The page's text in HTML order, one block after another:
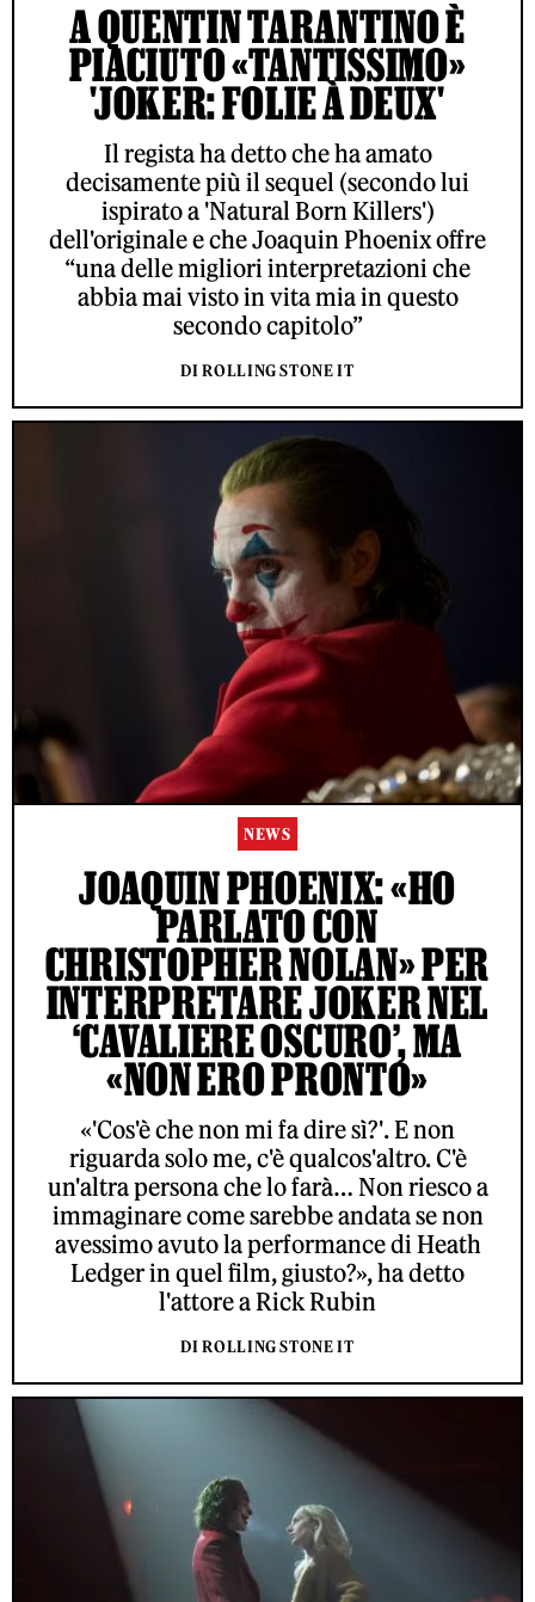
A QUENTIN TARANTINO È
PIACIUTO «TANTISSIMO»
'JOKER: FOLIE À DEUX'
Il regista ha detto che ha amato
decisamente più il sequel (secondo lui
ispirato a 'Natural Born Killers')
dell'originale e che Joaquin Phoenix offre
“una delle migliori interpretazioni che
abbia mai visto in vita mia in questo
secondo capitolo”
DI ROLLING STONE IT
NEWS
JOAQUIN PHOENIX: «HO
PARLATO CON
CHRISTOPHER NOLAN» PER
INTERPRETARE JOKER NEL
‘CAVALIERE OSCURO’, MA
«NON ERO PRONTO»
«'Cos'è che non mi fa dire sì?'. E non
riguarda solo me, c'è qualcos'altro. C'è
un'altra persona che lo farà… Non riesco a
immaginare come sarebbe andata se non
avessimo avuto la performance di Heath
Ledger in quel film, giusto?», ha detto
l'attore a Rick Rubin
DI ROLLING STONE IT